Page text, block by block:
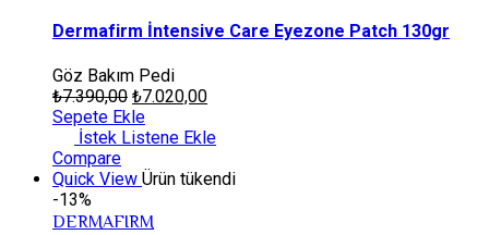
Dermafirm İntensive Care Eyezone Patch 130gr
Göz Bakım Pedi
₺7.390,00 ₺7.020,00
Sepete Ekle
İstek Listene Ekle
Compare
Quick View Ürün tükendi
-13%
DERMAFIRM